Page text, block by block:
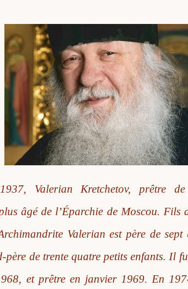
Valerian Kretchetov, prêtre
âgé de l’Éparchie de Moscou. Fils
Valerian est père de
père de trente quatre petits enfants. Il
et prêtre en janvier 1969. En